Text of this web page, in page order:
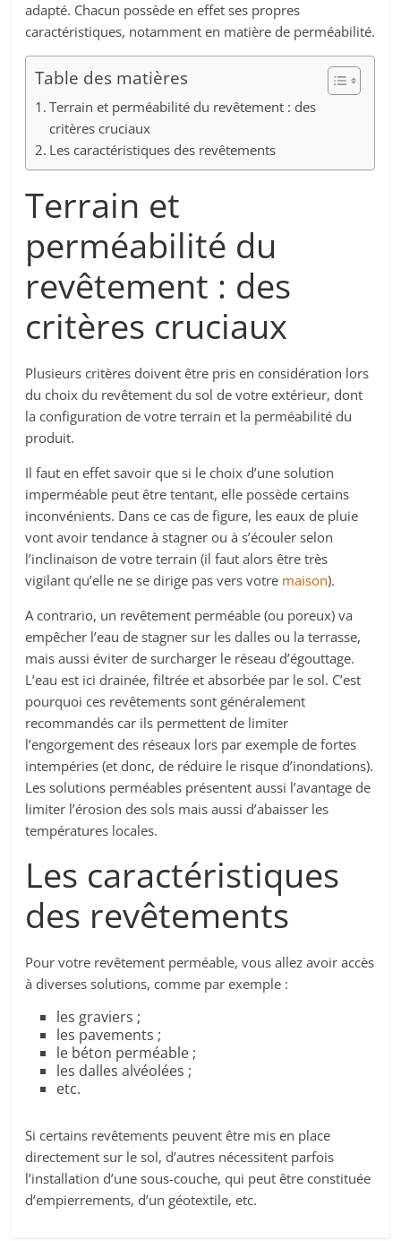
adapté. Chacun possède en effet ses propres
caractéristiques, notamment en matière de perméabilité.
Table des matières
Terrain et perméabilité du revêtement : des
critères cruciaux
Les caractéristiques des revêtements
Terrain et
perméabilité du
revêtement : des
critères cruciaux
Plusieurs critères doivent être pris en considération lors
du choix du revêtement du sol de votre extérieur, dont
la configuration de votre terrain et la perméabilité du
produit.
Il faut en effet savoir que si le choix d’une solution
imperméable peut être tentant, elle possède certains
inconvénients. Dans ce cas de figure, les eaux de pluie
vont avoir tendance à stagner ou à s’écouler selon
l’inclinaison de votre terrain (il faut alors être très
vigilant qu’elle ne se dirige pas vers votre maison).
A contrario, un revêtement perméable (ou poreux) va
empêcher l’eau de stagner sur les dalles ou la terrasse,
mais aussi éviter de surcharger le réseau d’égouttage.
L’eau est ici drainée, filtrée et absorbée par le sol. C’est
pourquoi ces revêtements sont généralement
recommandés car ils permettent de limiter
l’engorgement des réseaux lors par exemple de fortes
intempéries (et donc, de réduire le risque d’inondations).
Les solutions perméables présentent aussi l’avantage de
limiter l’érosion des sols mais aussi d’abaisser les
températures locales.
Les caractéristiques
des revêtements
Pour votre revêtement perméable, vous allez avoir accès
à diverses solutions, comme par exemple :
les graviers ;
les pavements ;
le béton perméable ;
les dalles alvéolées ;
etc.
Si certains revêtements peuvent être mis en place
directement sur le sol, d’autres nécessitent parfois
l’installation d’une sous-couche, qui peut être constituée
d’empierrements, d’un géotextile, etc.